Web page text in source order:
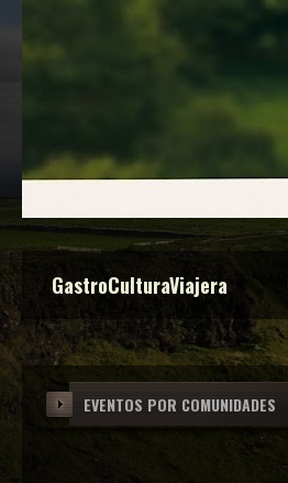
GastroCulturaViajera
EVENTOS POR COMUNIDADES